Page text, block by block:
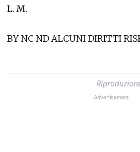
L. M.
BY NC ND ALCUNI DIRITTI